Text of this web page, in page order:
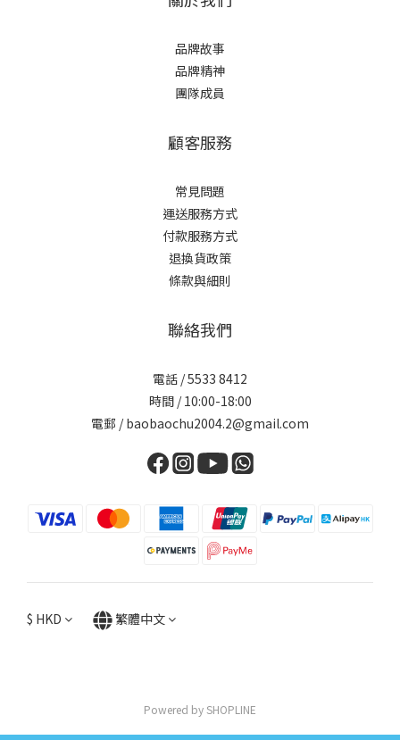
品牌故事
品牌精神
團隊成員
顧客服務
常見問題
運送服務方式
付款服務方式
退換貨政策
條款與細則
聯絡我們
電話 / 5533 8412
時間 / 10:00-18:00
電郵 / baobaochu2004.2@gmail.com
$ HKD 繁體中文
Powered by SHOPLINE